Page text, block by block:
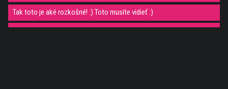
Tak toto je aké rozkošné! :) Toto musíte vidieť :)